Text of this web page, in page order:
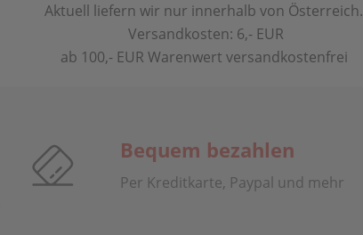
Aktuell liefern wir nur innerhalb von Österreich.
Versandkosten: 6,- EUR
ab 100,- EUR Warenwert versandkostenfrei
Bequem bezahlen
Per Kreditkarte, Paypal und mehr